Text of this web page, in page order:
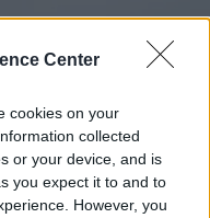
Center
cookies on your
collected
or your device, and is
you expect it to and to
However, you
Unidos, declaró
Hat 2026 que
artificial ya han